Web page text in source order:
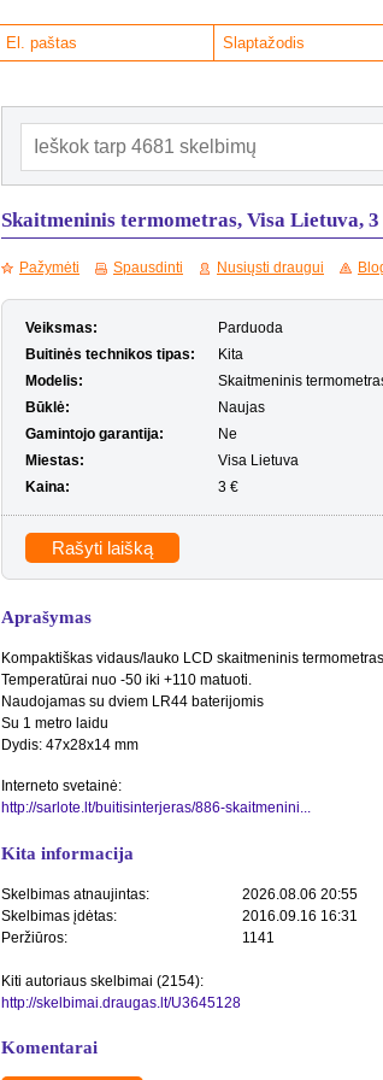
Skaitmeninis termometras, Visa Lietuva, 3
Pažymėti Spausdinti Nusiųsti draugui
Veiksmas:
Parduoda
Buitinės technikos tipas:
Kita
Modelis:
Skaitmeninis
Būklė:
Naujas
Gamintojo garantija:
Ne
Miestas:
Visa Lietuva
Kaina:
3 €
Rašyti laišką
Aprašymas
Kompaktiškas vidaus/lauko LCD skaitmeninis
Temperatūrai nuo -50 iki +110 matuoti.
Naudojamas su dviem LR44 baterijomis
Su 1 metro laidu
Dydis: 47x28x14 mm
Interneto svetainė:
http://sarlote.lt/buitisinterjeras/886-skaitmenini...
Kita informacija
Skelbimas atnaujintas:
2026.08.06 20:55
Skelbimas įdėtas:
2016.09.16 16:31
Peržiūros:
1141
Kiti autoriaus skelbimai (2154):
http://skelbimai.draugas.lt/U3645128
Komentarai